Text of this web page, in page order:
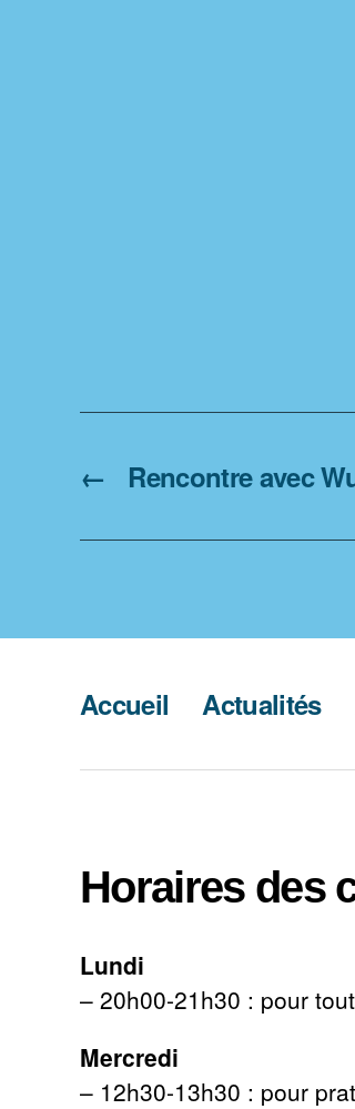
← Rencontre avec
Accueil Actualités
Horaires des
Lundi
– 20h00-21h30 : pour
Mercredi
– 12h30-13h30 : pour